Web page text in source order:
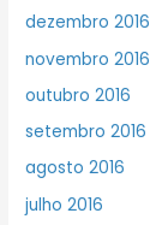
dezembro 2016
novembro 2016
outubro 2016
setembro 2016
agosto 2016
julho 2016